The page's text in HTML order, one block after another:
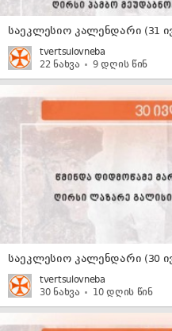
საეკლესიო კალენდარი (31
tvertsulovneba
22 ნახვა
9 დღის წინ
საეკლესიო კალენდარი (30
tvertsulovneba
30 ნახვა
10 დღის წინ